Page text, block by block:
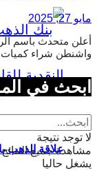
علاقة الذهب
مايو 27, 2025
أعلن متحدث باسم
واشنطن شراء كميات
ابحث في
لا توجد نتيجة
مشاهدة جميع النتائج
يشغل حاليا